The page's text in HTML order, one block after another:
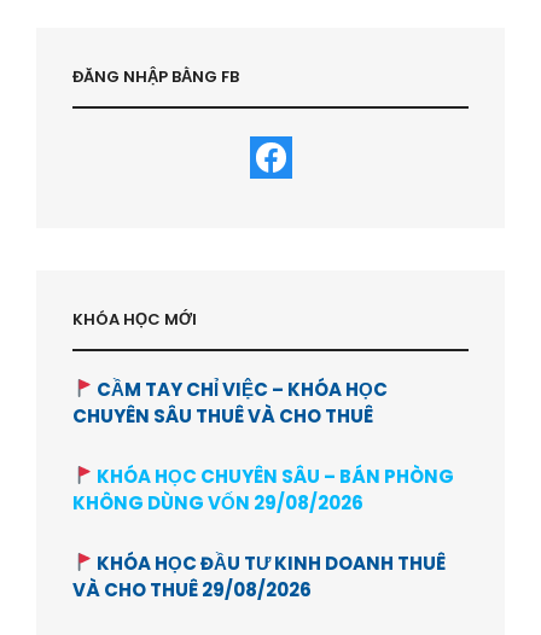
ĐĂNG NHẬP BẰNG FB
KHÓA HỌC MỚI
CẦM TAY CHỈ VIỆC – KHÓA HỌC
CHUYÊN SÂU THUÊ VÀ CHO THUÊ
KHÓA HỌC CHUYÊN SÂU – BÁN PHÒNG
KHÔNG DÙNG VỐN 29/08/2026
KHÓA HỌC ĐẦU TƯ KINH DOANH THUÊ
VÀ CHO THUÊ 29/08/2026